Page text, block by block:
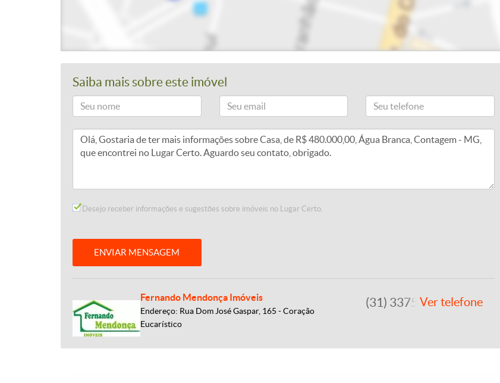
Saiba mais sobre este imóvel
Desejo receber informações e sugestões sobre imóveis no Lugar Certo.
ENVIAR MENSAGEM
Fernando Mendonça Imóveis
Endereço: Rua Dom José Gaspar, 165 - Coração
Eucarístico
(31) 3375-2022Ver telefone